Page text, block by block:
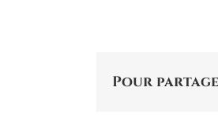
Pour